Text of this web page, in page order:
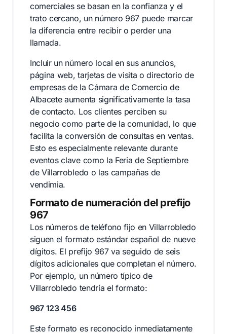
comerciales se basan en la confianza y el
trato cercano, un número 967 puede marcar
la diferencia entre recibir o perder una
llamada.
Incluir un número local en sus anuncios,
página web, tarjetas de visita o directorio de
empresas de la Cámara de Comercio de
Albacete aumenta significativamente la tasa
de contacto. Los clientes perciben su
negocio como parte de la comunidad, lo que
facilita la conversión de consultas en ventas.
Esto es especialmente relevante durante
eventos clave como la Feria de Septiembre
de Villarrobledo o las campañas de
vendimia.
Formato de numeración del prefijo
967
Los números de teléfono fijo en Villarrobledo
siguen el formato estándar español de nueve
dígitos. El prefijo 967 va seguido de seis
dígitos adicionales que completan el número.
Por ejemplo, un número típico de
Villarrobledo tendría el formato:
967 123 456
Este formato es reconocido inmediatamente